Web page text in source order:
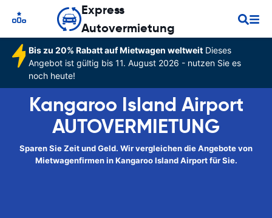
Express
Autovermietung
Bis zu 20% Rabatt auf Mietwagen weltweitDieses
Angebot ist gültig bis 11. August 2026 - nutzen Sie es
noch heute!
Kangaroo Island Airport
AUTOVERMIETUNG
Sparen Sie Zeit und Geld. Wir vergleichen die Angebote von
Mietwagenfirmen in Kangaroo Island Airport für Sie.